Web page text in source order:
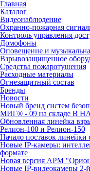
Главная
Каталог
Видеонаблюдение
Охранно-пожарная
Контроль управления
Домофоны
Оповещение и
Взрывозащищенное
Средства пожаротушения
Расходные материалы
Огнезащитный состав
Бренды
Новости
Новый бренд систем
МИГ® - 09 на складе В
Обновленная линейка
Релион-100 и Релион-150
Начало поставок линейки
Новые IP-камеры:
формате
Новая версия АРМ
Новые IP-видеокамеры 2-